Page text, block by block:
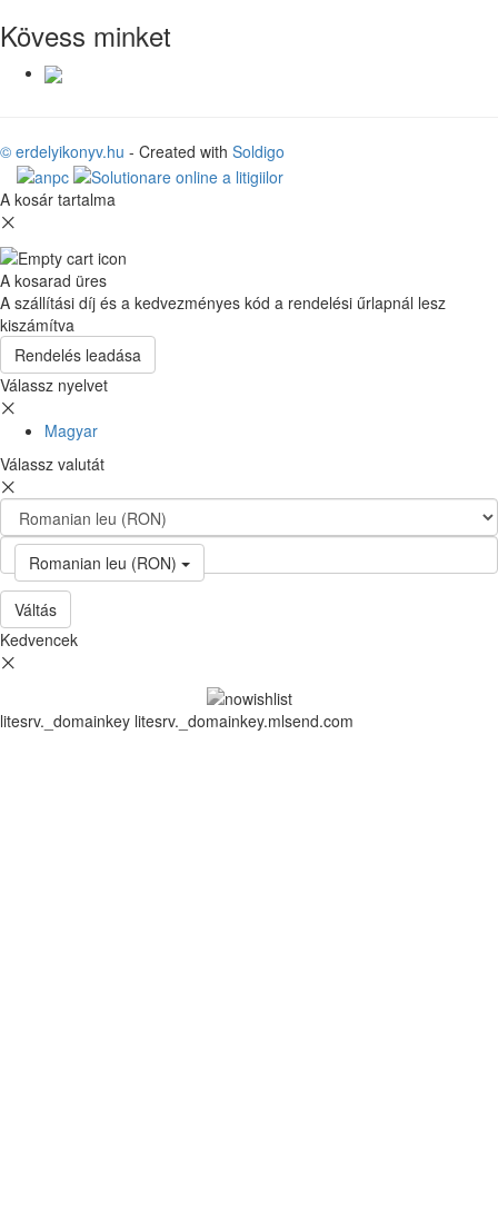
Kövess minket
© erdelyikonyv.hu - Created with Soldigo
A kosár tartalma
A kosarad üres
A szállítási díj és a kedvezményes kód a rendelési űrlapnál lesz
kiszámítva
Rendelés leadása
Válassz nyelvet
Magyar
Válassz valutát
Romanian leu (RON)
Váltás
Kedvencek
litesrv._domainkey litesrv._domainkey.mlsend.com